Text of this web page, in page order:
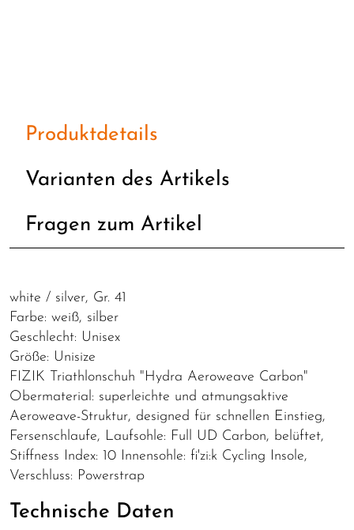
Produktdetails
Varianten des Artikels
Fragen zum Artikel
white / silver, Gr. 41
Farbe: weiß, silber
Geschlecht: Unisex
Größe: Unisize
FIZIK Triathlonschuh "Hydra Aeroweave Carbon"
Obermaterial: superleichte und atmungsaktive
Aeroweave-Struktur, designed für schnellen Einstieg,
Fersenschlaufe, Laufsohle: Full UD Carbon, belüftet,
Stiffness Index: 10 Innensohle: fi'zi:k Cycling Insole,
Verschluss: Powerstrap
Technische Daten